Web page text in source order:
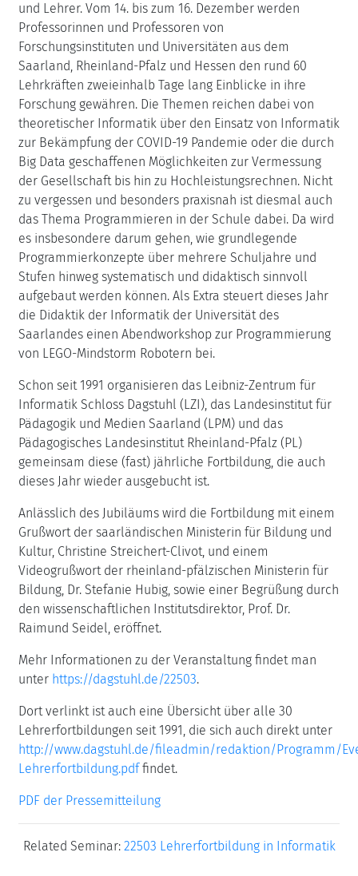
und Lehrer. Vom 14. bis zum 16. Dezember werden
Professorinnen und Professoren von
Forschungsinstituten und Universitäten aus dem
Saarland, Rheinland-Pfalz und Hessen den rund 60
Lehrkräften zweieinhalb Tage lang Einblicke in ihre
Forschung gewähren. Die Themen reichen dabei von
theoretischer Informatik über den Einsatz von Informatik
zur Bekämpfung der COVID-19 Pandemie oder die durch
Big Data geschaffenen Möglichkeiten zur Vermessung
der Gesellschaft bis hin zu Hochleistungsrechnen. Nicht
zu vergessen und besonders praxisnah ist diesmal auch
das Thema Programmieren in der Schule dabei. Da wird
es insbesondere darum gehen, wie grundlegende
Programmierkonzepte über mehrere Schuljahre und
Stufen hinweg systematisch und didaktisch sinnvoll
aufgebaut werden können. Als Extra steuert dieses Jahr
die Didaktik der Informatik der Universität des
Saarlandes einen Abendworkshop zur Programmierung
von LEGO-Mindstorm Robotern bei.
Schon seit 1991 organisieren das Leibniz-Zentrum für
Informatik Schloss Dagstuhl (LZI), das Landesinstitut für
Pädagogik und Medien Saarland (LPM) und das
Pädagogisches Landesinstitut Rheinland-Pfalz (PL)
gemeinsam diese (fast) jährliche Fortbildung, die auch
dieses Jahr wieder ausgebucht ist.
Anlässlich des Jubiläums wird die Fortbildung mit einem
Grußwort der saarländischen Ministerin für Bildung und
Kultur, Christine Streichert-Clivot, und einem
Videogrußwort der rheinland-pfälzischen Ministerin für
Bildung, Dr. Stefanie Hubig, sowie einer Begrüßung durch
den wissenschaftlichen Institutsdirektor, Prof. Dr.
Raimund Seidel, eröffnet.
Mehr Informationen zu der Veranstaltung findet man
unter https://dagstuhl.de/22503.
Dort verlinkt ist auch eine Übersicht über alle 30
Lehrerfortbildungen seit 1991, die sich auch direkt unter
http://www.dagstuhl.de/fileadmin/redaktion/Programm/
Lehrerfortbildung.pdffindet.
PDF der Pressemitteilung
Related Seminar: 22503 Lehrerfortbildung in Informatik